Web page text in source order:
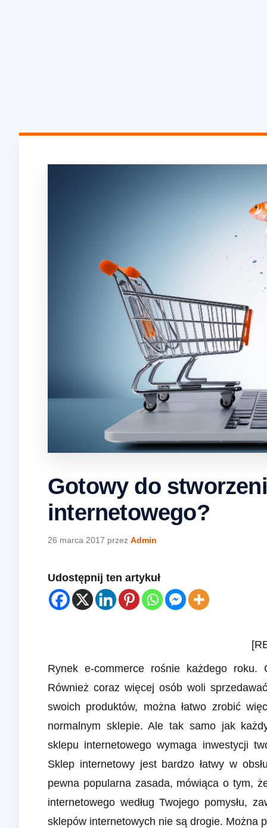
Gotowy do
internetowego?
26 marca 2017 przez Admin
Udostępnij ten artykuł
Rynek e-commerce rośnie każdego
Również coraz więcej osób woli
swoich produktów, można łatwo zrobić
normalnym sklepie. Ale tak samo jak
sklepu internetowego wymaga inwestycji
Sklep internetowy jest bardzo łatwy w
pewna popularna zasada, mówiąca o tym,
internetowego według Twojego pomysłu,
sklepów internetowych nie są drogie. Można